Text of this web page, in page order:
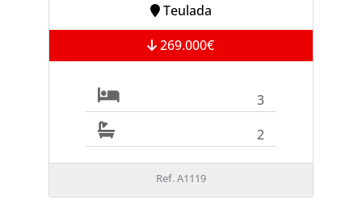
Teulada
269.000€
3
2
Ref. A1119